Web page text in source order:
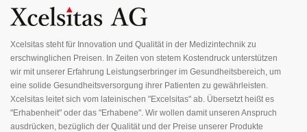
unseren
Newsletter
an:
Xcelsitas steht für Innovation und Qualität in der Medizintechnik zu
erschwinglichen Preisen. In Zeiten von stetem Kostendruck unterstützen
wir mit unserer Erfahrung Leistungserbringer im Gesundheitsbereich, um
eine solide Gesundheitsversorgung ihrer Patienten zu gewährleisten.
Xcelsitas leitet sich vom lateinischen "Excelsitas" ab. Übersetzt heißt es
"Erhabenheit" oder das "Erhabene". Wir wollen damit unseren Anspruch
ausdrücken, bezüglich der Qualität und der Preise unserer Produkte